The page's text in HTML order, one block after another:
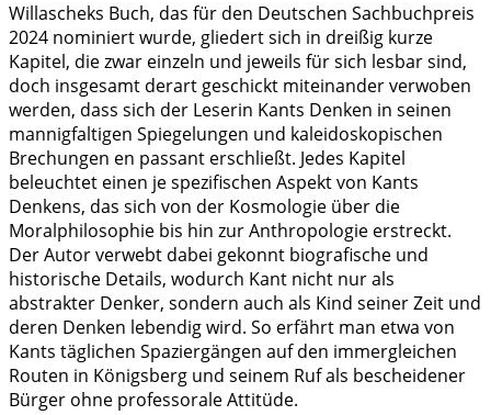
Willascheks Buch, das für den Deutschen Sachbuchpreis
2024 nominiert wurde, gliedert sich in dreißig kurze
Kapitel, die zwar einzeln und jeweils für sich lesbar sind,
doch insgesamt derart geschickt miteinander verwoben
werden, dass sich der Leserin Kants Denken in seinen
mannigfaltigen Spiegelungen und kaleidoskopischen
Brechungen en passant erschließt. Jedes Kapitel
beleuchtet einen je spezifischen Aspekt von Kants
Denkens, das sich von der Kosmologie über die
Moralphilosophie bis hin zur Anthropologie erstreckt.
Der Autor verwebt dabei gekonnt biografische und
historische Details, wodurch Kant nicht nur als
abstrakter Denker, sondern auch als Kind seiner Zeit und
deren Denken lebendig wird. So erfährt man etwa von
Kants täglichen Spaziergängen auf den immergleichen
Routen in Königsberg und seinem Ruf als bescheidener
Bürger ohne professorale Attitüde.